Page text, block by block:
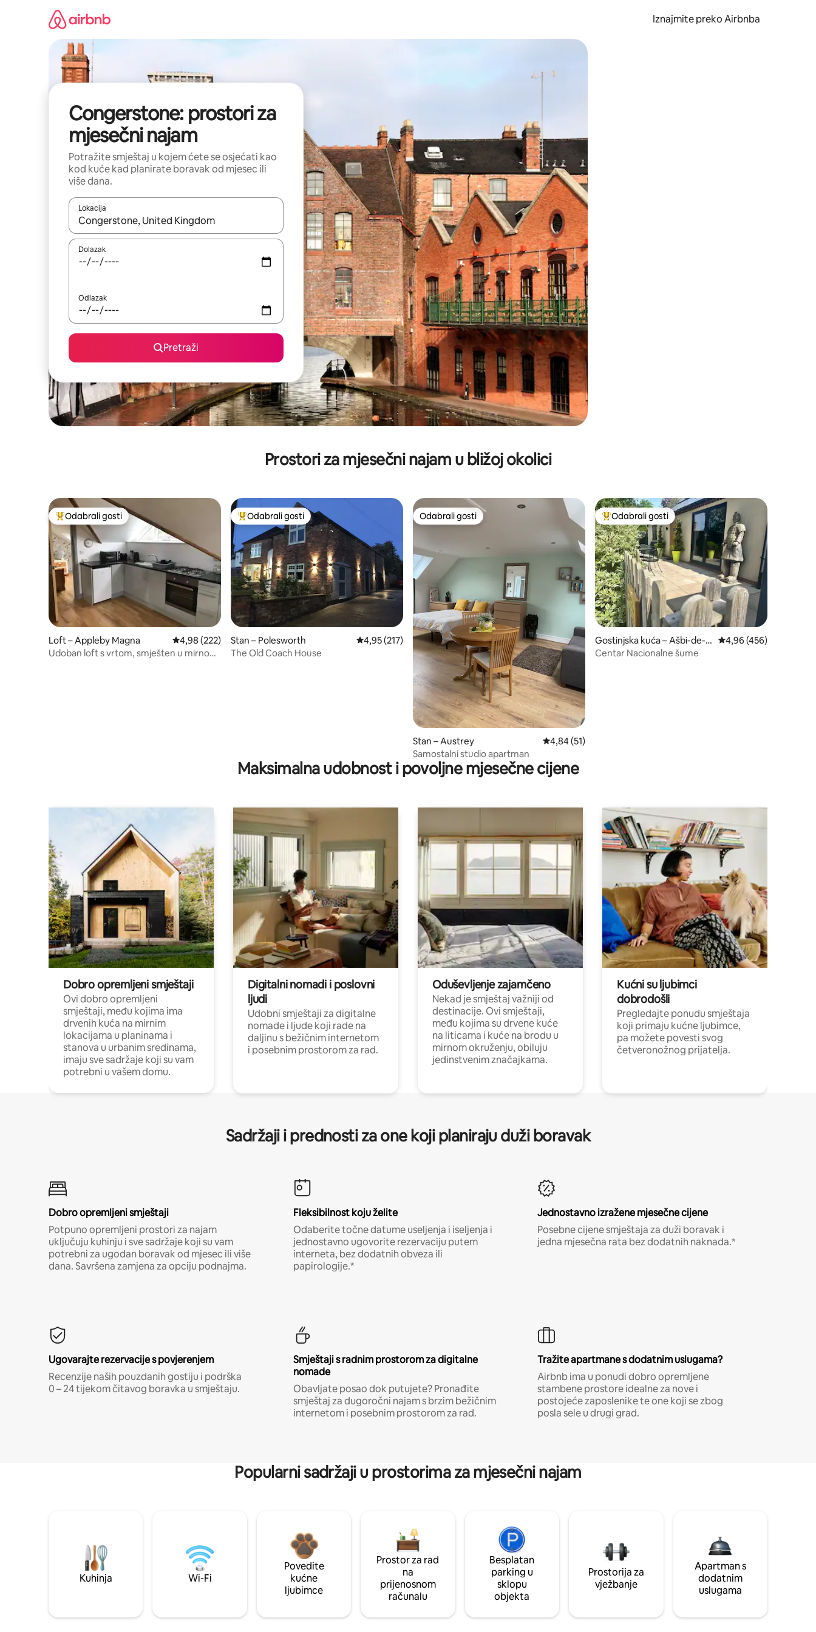
Iznajmite preko Airbnba
Congerstone: prostori za
mjesečni najam
Potražite smještaj u kojem ćete se osjećati kao
kod kuće kad planirate boravak od mjesec ili
više dana.
Lokacija
Kada budu dostupni rezultati, moći ćete ih pregledati koristeći se strelicama prema gore i prema dolje, kao i dodirom ili prelaskom prstom po zaslonu.
Dolazak
Odlazak
Pretraži
Prostori za mjesečni najam u bližoj okolici
Među najviše rangiranima s oznakom „Odabrali gosti”
Odabrali gosti
Loft – Appleby Magna Prosječna ocjena: 4,98/5, recenzija: 222
4,98 (222)
Udoban loft s vrtom, smješten u mirnom
Među najviše rangiranima s oznakom „Odabrali gosti”
Odabrali gosti
Stan – Polesworth Prosječna ocjena: 4,95/5, recenzija: 217
4,95 (217)
The Old Coach House
Odabrali gosti
Odabrali gosti
Stan – Austrey Prosječna ocjena: 4,84/5, recenzija: 51
4,84 (51)
Samostalni studio apartman
Među najviše rangiranima s oznakom „Odabrali gosti”
Odabrali gosti
Gostinjska kuća – Ašbi-de-la
-Zuč
Prosječna ocjena:
4,96 (456)
Centar Nacionalne šume
Maksimalna udobnost i povoljne mjesečne cijene
Dobro opremljeni smještaji
Ovi dobro opremljeni
smještaji, među kojima ima
drvenih kuća na mirnim
lokacijama u planinama i
stanova u urbanim sredinama,
imaju sve sadržaje koji su vam
potrebni u vašem domu.
Digitalni nomadi i poslovni
ljudi
Udobni smještaji za digitalne
nomade i ljude koji rade na
daljinu s bežičnim internetom
i posebnim prostorom za rad.
Oduševljenje zajamčeno
Nekad je smještaj važniji od
destinacije. Ovi smještaji,
među kojima su drvene kuće
na liticama i kuće na brodu u
mirnom okruženju, obiluju
jedinstvenim značajkama.
Kućni su ljubimci
dobrodošli
Pregledajte ponudu smještaja
koji primaju kućne ljubimce,
pa možete povesti svog
četveronožnog prijatelja.
Sadržaji i prednosti za one koji planiraju duži boravak
Dobro opremljeni smještaji
Potpuno opremljeni prostori za najam
uključuju kuhinju i sve sadržaje koji su vam
potrebni za ugodan boravak od mjesec ili više
dana. Savršena zamjena za opciju podnajma.
Fleksibilnost koju želite
Odaberite točne datume useljenja i iseljenja i
jednostavno ugovorite rezervaciju putem
interneta, bez dodatnih obveza ili
papirologije.*
Jednostavno izražene mjesečne cijene
Posebne cijene smještaja za duži boravak i
jedna mjesečna rata bez dodatnih naknada.*
Ugovarajte rezervacije s povjerenjem
Recenzije naših pouzdanih gostiju i podrška
0 – 24 tijekom čitavog boravka u smještaju.
Smještaji s radnim prostorom za digitalne
nomade
Obavljate posao dok putujete? Pronađite
smještaj za dugoročni najam s brzim bežičnim
internetom i posebnim prostorom za rad.
Tražite apartmane s dodatnim uslugama?
Airbnb ima u ponudi dobro opremljene
stambene prostore idealne za nove i
postojeće zaposlenike te one koji se zbog
posla sele u drugi grad.
Popularni sadržaji u prostorima za mjesečni najam
Kuhinja Wi-Fi
Povedite
kućne
ljubimce
Prostor za rad
na
prijenosnom
računalu
Besplatan
parking u
sklopu
objekta
Prostorija za
vježbanje
Apartman s
dodatnim
uslugama